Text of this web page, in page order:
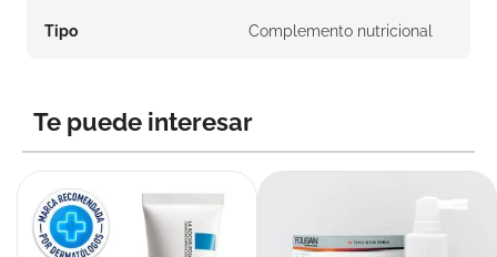
Tipo Complemento nutricional
Te puede interesar